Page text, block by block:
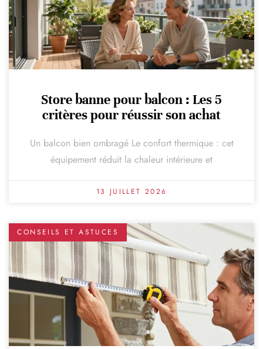
Store banne pour balcon : Les 5
critères pour réussir son achat
Un balcon bien ombragé Le confort thermique : cet
équipement réduit la chaleur intérieure et
13 JUILLET 2026
CONSEILS ET ASTUCES